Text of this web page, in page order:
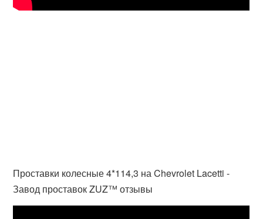
Проставки колесные 4*114,3 на Chevrolet Lacetti -
Завод проставок ZUZ™️ отзывы